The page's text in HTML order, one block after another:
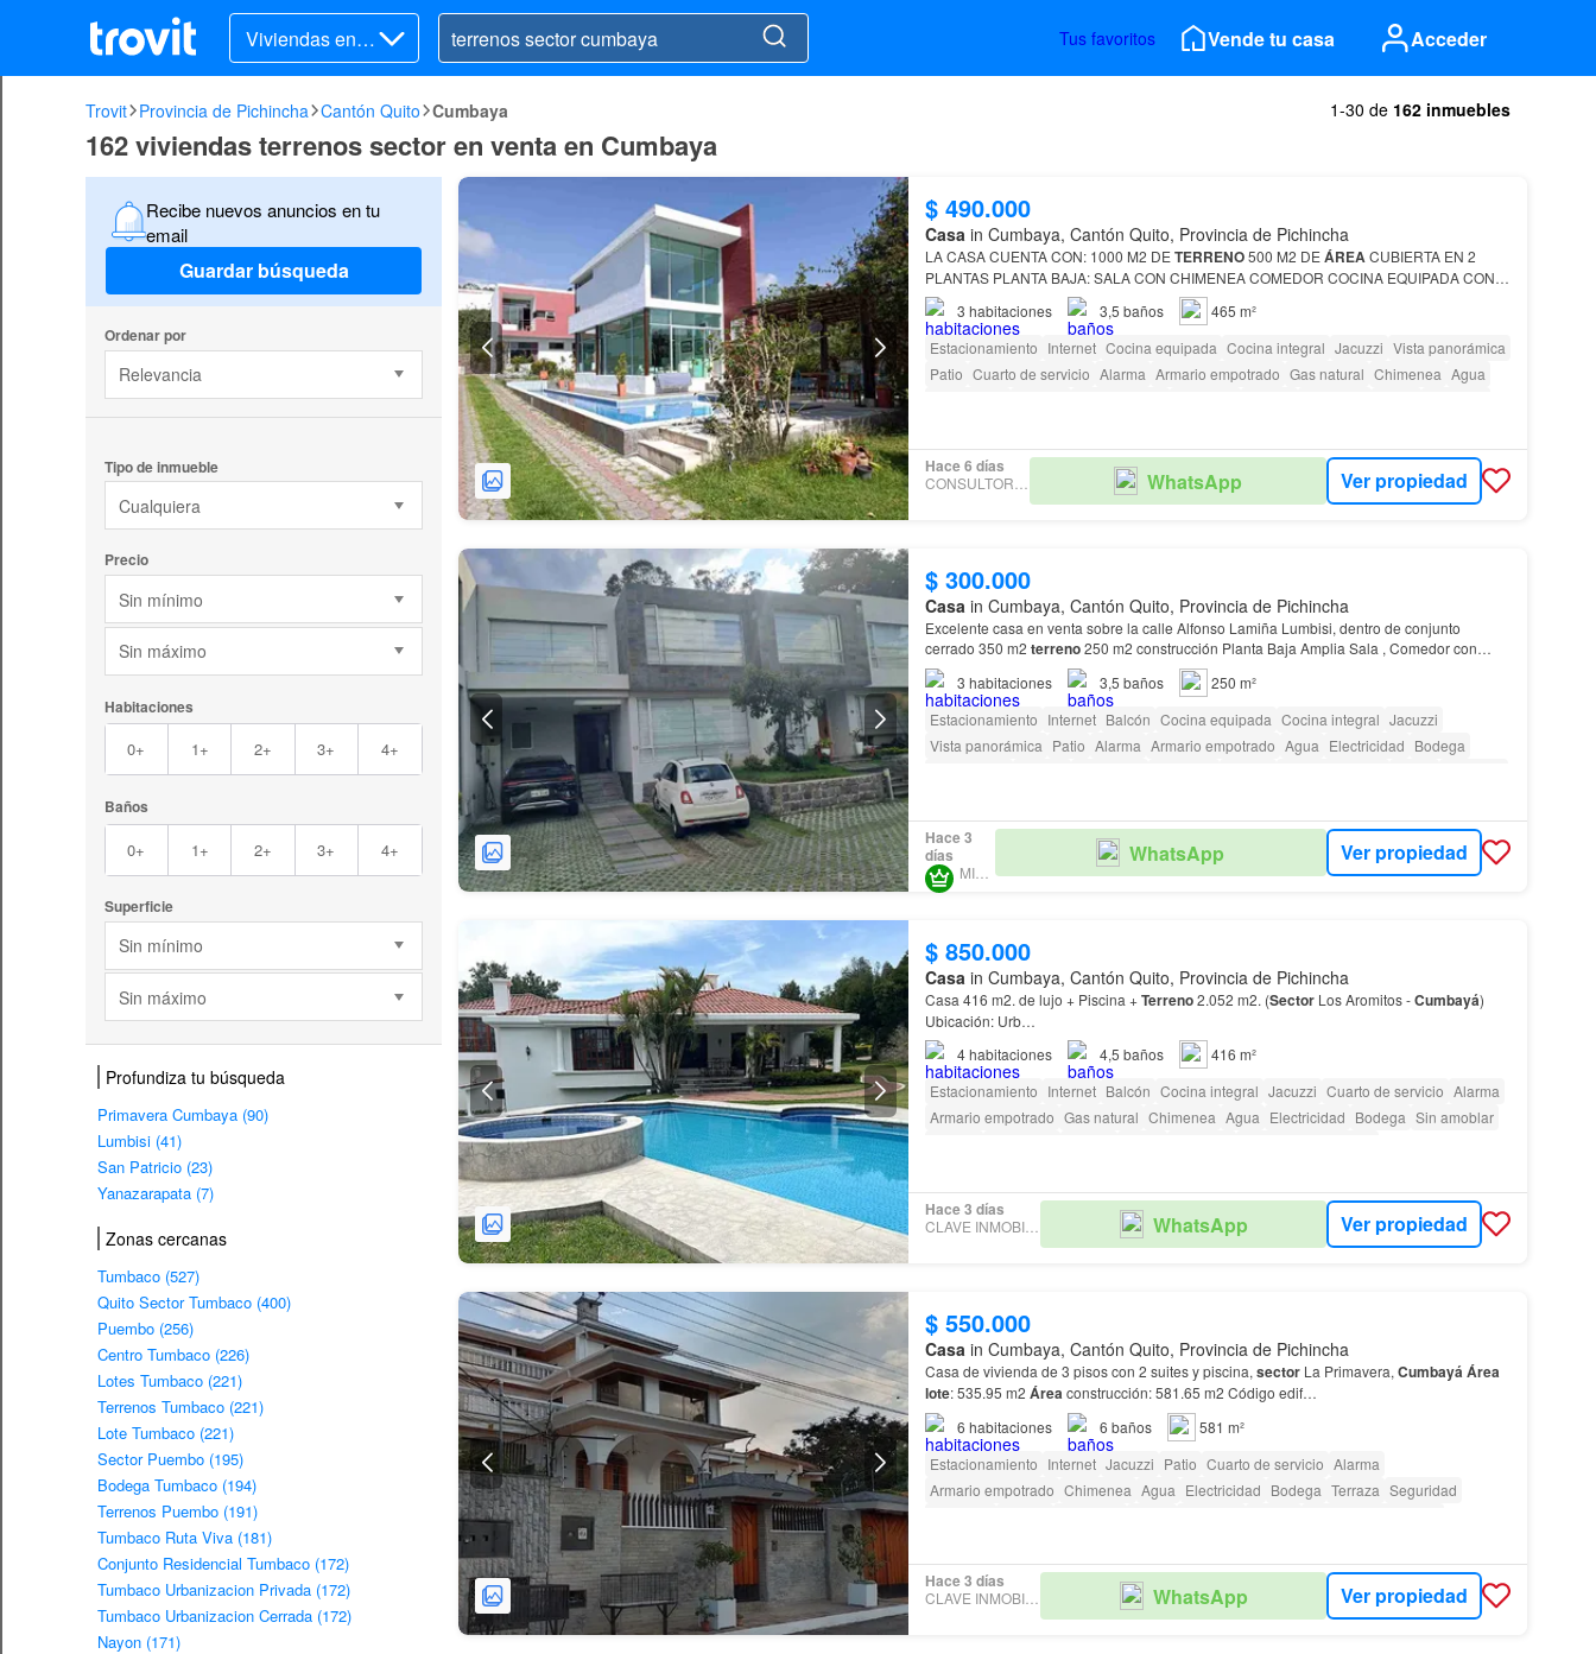
Viviendas en v
enta
Tus favoritos Vende tu casa Acceder
Trovit Provincia de Pichincha Cantón Quito Cumbaya 1-30 de 162 inmuebles
162 viviendas terrenos sector en venta en Cumbaya
Recibe nuevos anuncios en tu
email
Guardar búsqueda
Ordenar por
Relevancia
Tipo de inmueble
Cualquiera
Precio
Sin mínimo
Sin máximo
Habitaciones
0+ 1+ 2+ 3+ 4+
Baños
0+ 1+ 2+ 3+ 4+
Superficie
Sin mínimo
Sin máximo
Profundiza tu búsqueda
Primavera Cumbaya (90)
Lumbisi (41)
San Patricio (23)
Yanazarapata (7)
Zonas cercanas
Tumbaco (527)
Quito Sector Tumbaco (400)
Puembo (256)
Centro Tumbaco (226)
Lotes Tumbaco (221)
Terrenos Tumbaco (221)
Lote Tumbaco (221)
Sector Puembo (195)
Bodega Tumbaco (194)
Terrenos Puembo (191)
Tumbaco Ruta Viva (181)
Conjunto Residencial Tumbaco (172)
Tumbaco Urbanizacion Privada (172)
Tumbaco Urbanizacion Cerrada (172)
Nayon (171)
$ 490.000
Casain Cumbaya, Cantón Quito, Provincia de Pichincha
LA CASA CUENTA CON: 1000 M2 DE TERRENO500 M2 DE ÁREACUBIERTA EN 2
PLANTAS PLANTA BAJA: SALA CON CHIMENEA COMEDOR COCINA EQUIPADA CON
MUEBLES ALTOS Y BAJOS, ENCIMERA, CAMPANA BODEGA BAÑO SOCIAL
MÁQUINAS PATIO 2 AM…
3 habitaciones 3,5 baños
465 m²
Estacionamiento Internet Cocina equipada Cocina integral Jacuzzi Vista panorámica
Patio Cuarto de servicio Alarma Armario empotrado Gas natural Chimenea Agua
Hace 6 días
CONSULTORA PAZ WhatsApp Ver propiedad
$ 300.000
Casa in Cumbaya, Cantón Quito, Provincia de Pichincha
Excelente casa en venta sobre la calle Alfonso Lamiña Lumbisi, dentro de conjunto
cerrado 350 m2 terreno250 m2 construcción Planta Baja Amplia Sala , Comedor con
salida a porche con pérgola y jardin Baño social, Cocina c…
3 habitaciones 3,5 baños
250 m²
Estacionamiento Internet Balcón Cocina equipada Cocina integral Jacuzzi
Vista panorámica Patio Alarma Armario empotrado Agua Electricidad Bodega
Hace 3
días
MIRAI
WhatsApp Ver propiedad
$ 850.000
Casa in Cumbaya, Cantón Quito, Provincia de Pichincha
Casa 416 m2. de lujo + Piscina +Terreno2.052 m2. (SectorLos Aromitos -Cumbayá)
Ubicación: Urb…
4habitaciones 4,5 baños
416 m²
Estacionamiento Internet Balcón Cocina integral Jacuzzi Cuarto de servicio Alarma
Armario empotrado Gas natural Chimenea Agua Electricidad Bodega Sin amoblar
Hace 3 días
CLAVE INMOBILIARIA WhatsApp Ver propiedad
$ 550.000
Casa in Cumbaya, Cantón Quito, Provincia de Pichincha
Casa de vivienda de 3 pisos con 2 suites y piscina, sectorLa Primavera, CumbayáÁrea
lote: 535.95 m2 Área
construcción: 581.65 m2 Código edif…
6 habitaciones 6 baños
581 m²
Estacionamiento Internet Jacuzzi Patio Cuarto de servicio Alarma
Armario empotrado Chimenea Agua Electricidad Bodega Terraza Seguridad
Hace 3 días
CLAVE INMOBILIARIA WhatsApp Ver propiedad